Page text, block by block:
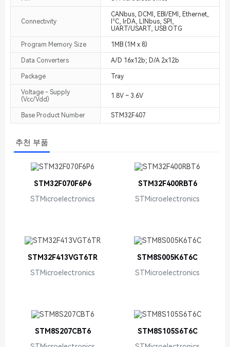
Connectivity
CANbus, DCMI, EBI/EMI, Ethernet,
I²C, IrDA, LINbus, SPI,
UART/USART, USB OTG
Program Memory Size 1MB (1M x 8)
Data Converters A/D 16x12b; D/A 2x12b
Package Tray
Voltage - Supply
(Vcc/Vdd)
1.8V ~ 3.6V
Base Product Number STM32F407
추천 부품
STM32F070F6P6
STMicroelectronics
STM32F400RBT6
STMicroelectronics
STM32F413VGT6TR
STMicroelectronics
STM8S005K6T6C
STMicroelectronics
STM8S207CBT6
STM8S105S6T6C